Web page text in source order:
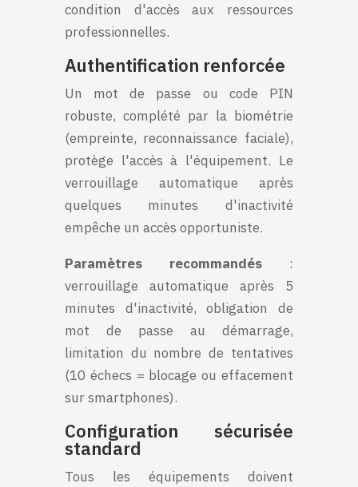
condition d'accès aux ressources
professionnelles.
Authentification renforcée
Un mot de passe ou code PIN
robuste, complété par la biométrie
(empreinte, reconnaissance faciale),
protège l'accès à l'équipement. Le
verrouillage automatique après
quelques minutes d'inactivité
empêche un accès opportuniste.
Paramètres recommandés :
verrouillage automatique après 5
minutes d'inactivité, obligation de
mot de passe au démarrage,
limitation du nombre de tentatives
(10 échecs = blocage ou effacement
sur smartphones).
Configuration sécurisée
standard
Tous les équipements doivent